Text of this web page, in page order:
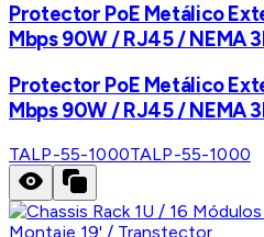
Protector PoE Metálico
Mbps 90W / RJ45 / NEMA
Protector PoE Metálico
Mbps 90W / RJ45 / NEMA
TALP-55-1000TALP-55-1000